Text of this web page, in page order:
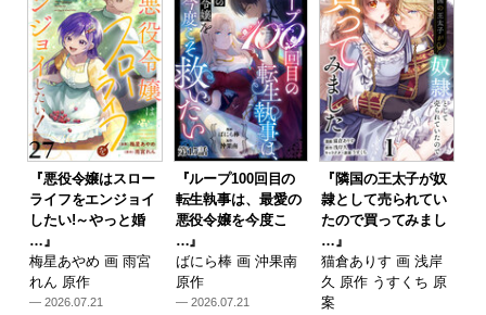
『悪役令嬢はスロー
ライフをエンジョイ
したい!～やっと婚
…』
梅星あやめ 画 雨宮
れん 原作
— 2026.07.21
『ループ100回目の
転生執事は、最愛の
悪役令嬢を今度こ
…』
ばにら棒 画 沖果南
原作
— 2026.07.21
『隣国の王太子が奴
隷として売られてい
たので買ってみまし
…』
猫倉ありす 画 浅岸
久 原作 うすくち 原
案